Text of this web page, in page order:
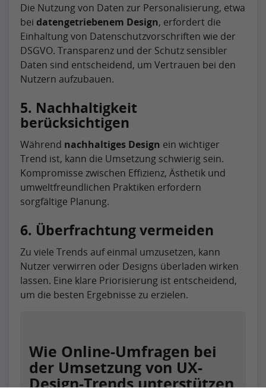
Die Nutzung von Daten zur Personalisierung, etwa
bei datengetriebenem Design, erfordert die
Einhaltung von Datenschutzvorschriften wie der
DSGVO. Transparenz und der Schutz sensibler
Daten sind entscheidend, um Vertrauen bei den
Nutzern aufzubauen.
5. Nachhaltigkeit
berücksichtigen
Während nachhaltiges Design ein wichtiger
Trend ist, kann die Umsetzung schwierig sein.
Kompromisse zwischen Effizienz, Ästhetik und
umweltfreundlichen Praktiken erfordern
sorgfältige Planung.
6. Überfrachtung vermeiden
Zu viele Trends auf einmal umzusetzen, kann
Nutzer verwirren oder Designs überladen wirken
lassen. Eine klare Priorisierung ist entscheidend,
um die besten Ergebnisse zu erzielen.
Wie Online-Umfragen bei
der Umsetzung von UX-
Design-Trends unterstützen